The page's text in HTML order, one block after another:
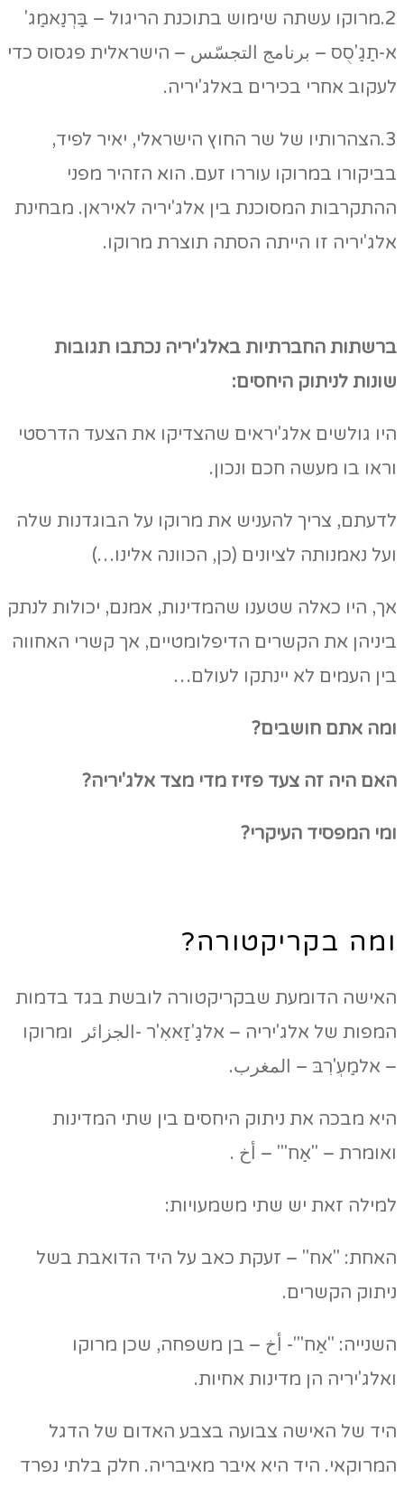
2.מרוקו עשתה שימוש בתוכנת הריגול – בַּרְנַאמַג'
א-תַגַ'סֻס – برنامج التجسّس – הישראלית פגסוס כדי
לעקוב אחרי בכירים באלג'יריה.
3.הצהרותיו של שר החוץ הישראלי, יאיר לפיד,
בביקורו במרוקו עוררו זעם. הוא הזהיר מפני
ההתקרבות המסוכנת בין אלג'יריה לאיראן. מבחינת
אלג'יריה זו הייתה הסתה תוצרת מרוקו.
ברשתות החברתיות באלג'יריה נכתבו תגובות
שונות לניתוק היחסים:
היו גולשים אלג'יראים שהצדיקו את הצעד הדרסטי
וראו בו מעשה חכם ונכון.
לדעתם, צריך להעניש את מרוקו על הבוגדנות שלה
ועל נאמנותה לציונים (כן, הכוונה אלינו…)
אך, היו כאלה שטענו שהמדינות, אמנם, יכולות לנתק
ביניהן את הקשרים הדיפלומטיים, אך קשרי האחווה
בין העמים לא יינתקו לעולם…
ומה אתם חושבים?
האם היה זה צעד פזיז מדי מצד אלג'יריה?
ומי המפסיד העיקרי?
ומה בקריקטורה?
האישה הדומעת שבקריקטורה לובשת בגד בדמות
המפות של אלג'יריה – אלגַ'זַאאִ'ר -الجزائر ומרוקו
– אלמַעְ'רִבּ – المغرب.
היא מבכה את ניתוק היחסים בין שתי המדינות
ואומרת – "אַח'" – أخ .
למילה זאת יש שתי משמעויות:
האחת: "אח" – זעקת כאב על היד הדואבת בשל
ניתוק הקשרים.
השנייה: "אַח'"- أخ – בן משפחה, שכן מרוקו
ואלג'יריה הן מדינות אחיות.
היד של האישה צבועה בצבע האדום של הדגל
המרוקאי. היד היא איבר מאיבריה. חלק בלתי נפרד